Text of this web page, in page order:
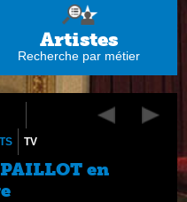
Artistes
Recherche par métier
TV
en